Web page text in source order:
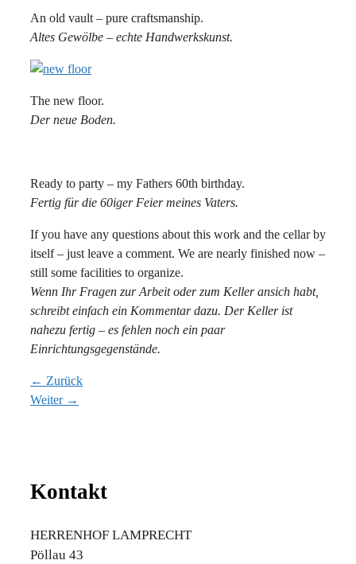
An old vault – pure craftsmanship.
Altes Gewölbe – echte Handwerkskunst.
The new floor.
Der neue Boden.
Ready to party – my Fathers 60th birthday.
Fertig für die 60iger Feier meines Vaters.
If you have any questions about this work and the cellar by
itself – just leave a comment. We are nearly finished now –
still some facilities to organize.
Wenn Ihr Fragen zur Arbeit oder zum Keller ansich habt,
schreibt einfach ein Kommentar dazu. Der Keller ist
nahezu fertig – es fehlen noch ein paar
Einrichtungsgegenstände.
← Zurück
Weiter →
Kontakt
HERRENHOF LAMPRECHT
Pöllau 43